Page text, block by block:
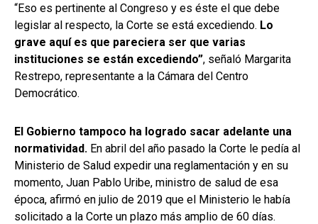
“Eso es pertinente al Congreso y es éste el que debe
legislar al respecto, la Corte se está excediendo. Lo
grave aquí es que pareciera ser que varias
instituciones se están excediendo”, señaló Margarita
Restrepo, representante a la Cámara del Centro
Democrático.
El Gobierno tampoco ha logrado sacar adelante una
normatividad. En abril del año pasado la Corte le pedía al
Ministerio de Salud expedir una reglamentación y en su
momento, Juan Pablo Uribe, ministro de salud de esa
época, afirmó en julio de 2019 que el Ministerio le había
solicitado a la Corte un plazo más amplio de 60 días.